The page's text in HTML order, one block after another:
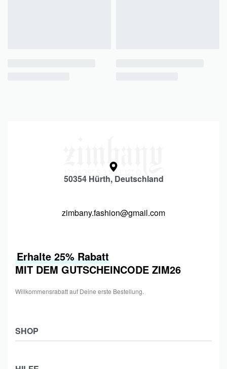
50354 Hürth, Deutschland
zimbany.fashion@gmail.com
SHOP
Erhalte 25% Rabatt
MIT DEM GUTSCHEINCODE ZIM26
Willkommensrabatt auf Deine erste Bestellung.